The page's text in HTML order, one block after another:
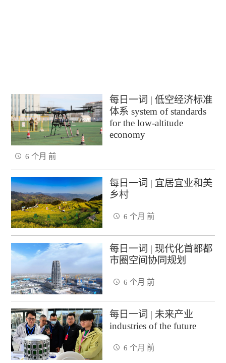
每日一词 | 低空经济标准
体系 system of standards
for the low-altitude
economy
6 个月 前
每日一词 | 宜居宜业和美
乡村
6 个月 前
每日一词 | 现代化首都都
市圈空间协同规划
6 个月 前
每日一词 | 未来产业
industries of the future
6 个月 前